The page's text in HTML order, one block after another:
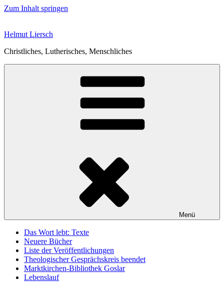
Zum Inhalt springen
Helmut Liersch
Christliches, Lutherisches, Menschliches
Menü
Das Wort lebt: Texte
Neuere Bücher
Liste der Veröffentlichungen
Theologischer Gesprächskreis beendet
Marktkirchen-Bibliothek Goslar
Lebenslauf